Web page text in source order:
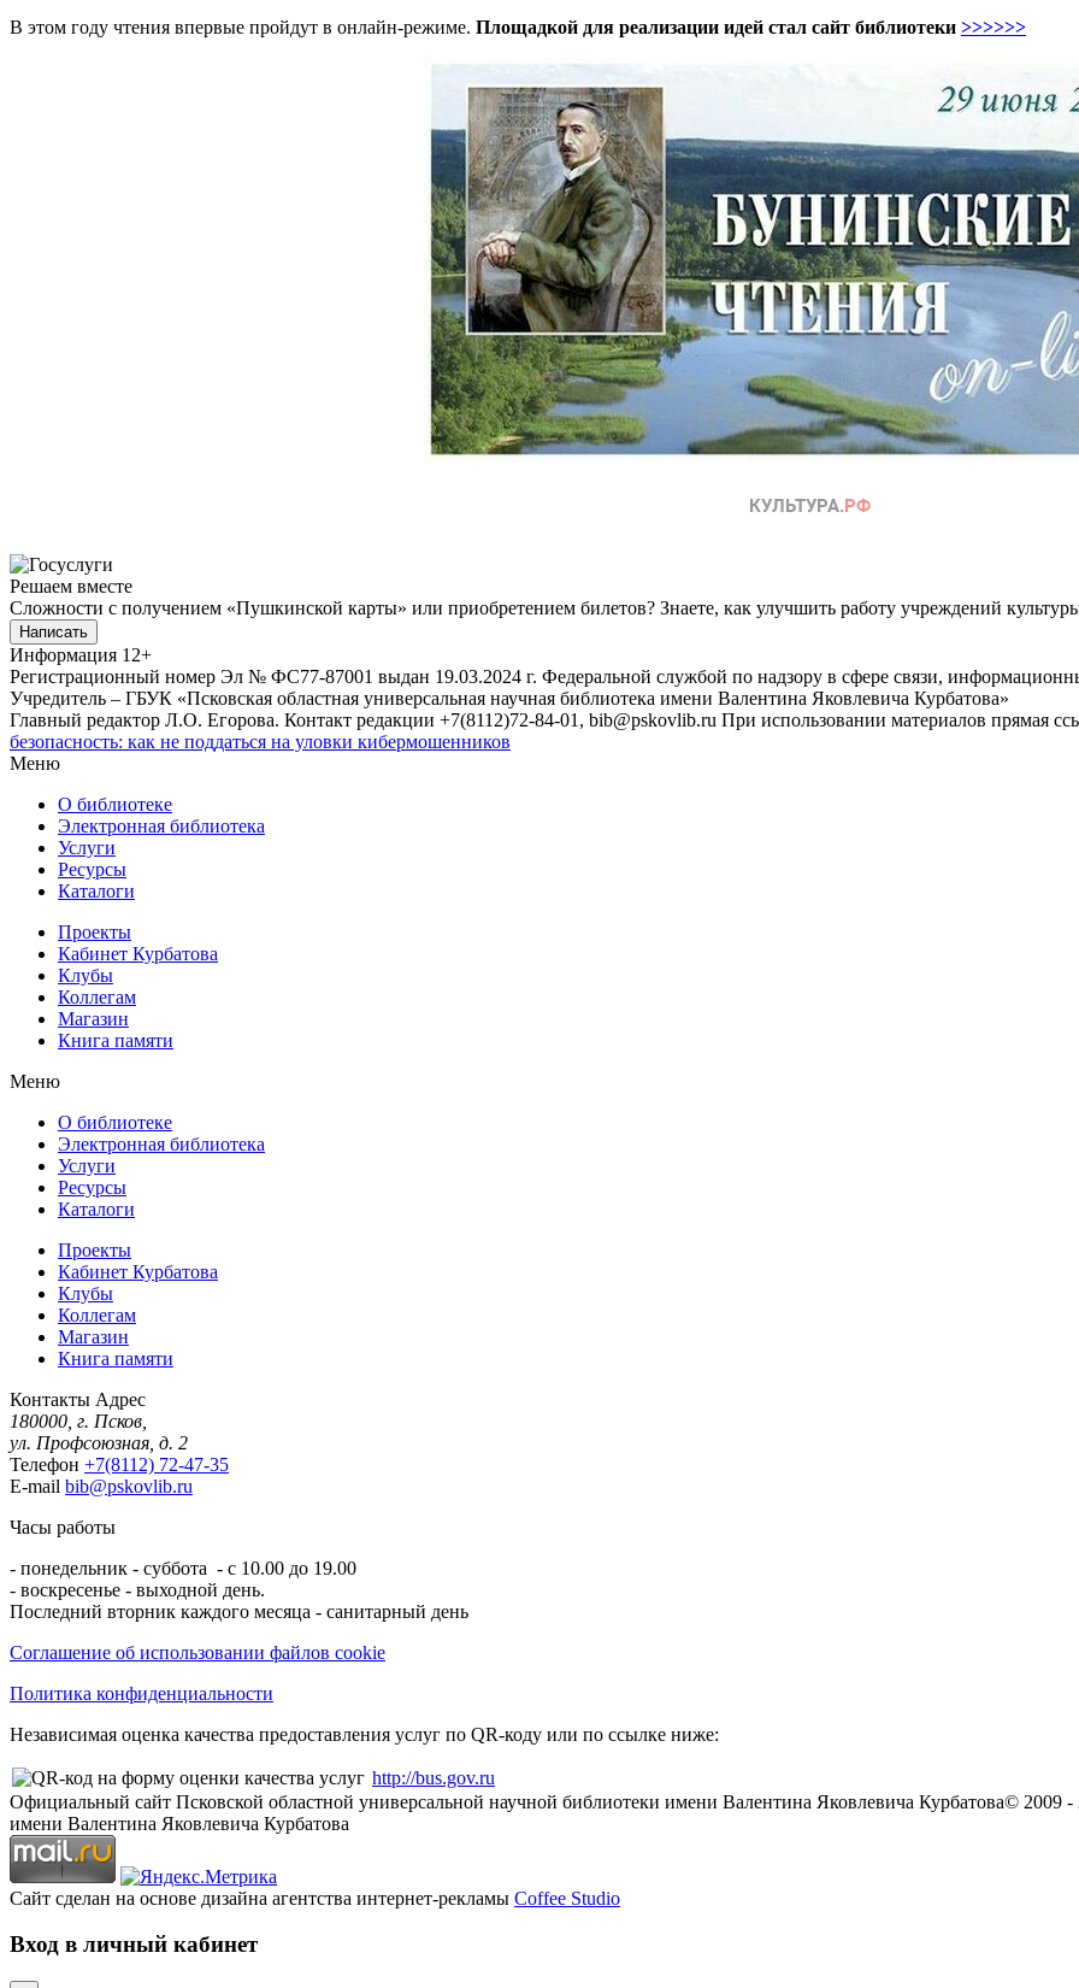
В этом году чтения впервые пройдут в онлайн-режиме. Площадкой для реализации идей стал сайт библиотеки >>>>>>
Решаем вместе
Сложности с получением «Пушкинской карты» или приобретением билетов? Знаете, как улучшить работу учреждений
Написать
Информация 12+
Регистрационный номер Эл № ФС77-87001 выдан 19.03.2024 г. Федеральной службой по надзору в сфере связи,
Учредитель – ГБУК «Псковская областная универсальная научная библиотека имени Валентина Яковлевича Курбатова»
Главный редактор Л.О. Егорова. Контакт редакции +7(8112)72-84-01, bib@pskovlib.ru При использовании материалов прямая
безопасность: как не поддаться на уловки кибермошенников
Меню
О библиотеке
Электронная библиотека
Услуги
Ресурсы
Каталоги
Проекты
Кабинет Курбатова
Клубы
Коллегам
Магазин
Книга памяти
Меню
О библиотеке
Электронная библиотека
Услуги
Ресурсы
Каталоги
Проекты
Кабинет Курбатова
Клубы
Коллегам
Магазин
Книга памяти
Контакты Адрес
180000, г. Псков,
ул. Профсоюзная, д. 2
Телефон +7(8112) 72-47-35
E-mail bib@pskovlib.ru
Часы работы
- понедельник - суббота - с 10.00 до 19.00
- воскресенье - выходной день.
Последний вторник каждого месяца - санитарный день
Соглашение об использовании файлов cookie
Политика конфиденциальности
Независимая оценка качества предоставления услуг по QR-коду или по ссылке ниже:
http://bus.gov.ru
Официальный сайт Псковской областной универсальной научной библиотеки имени Валентина Яковлевича Курбатова© 2009 -
имени Валентина Яковлевича Курбатова
Сайт сделан на основе дизайна агентства интернет-рекламы Coffee Studio
Вход в личный кабинет